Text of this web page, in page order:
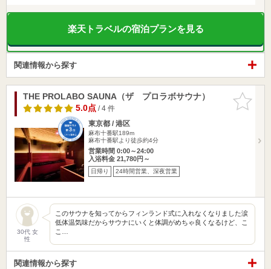
楽天トラベルの宿泊プランを見る
関連情報から探す
お気に入
りに追加
THE PROLABO SAUNA（ザ プロラボサウナ）
5.0点/ 4 件
東京都 / 港区
麻布十番駅189m
麻布十番駅より徒歩約4分
営業時間 0:00～24:00
入浴料金 21,780円～
日帰り 24時間営業、深夜営業
30代 女
性
このサウナを知ってからフィンランド式に入れなくなりました涙
低体温気味だからサウナにいくと体調がめちゃ良くなるけど、こ
こ…
関連情報から探す